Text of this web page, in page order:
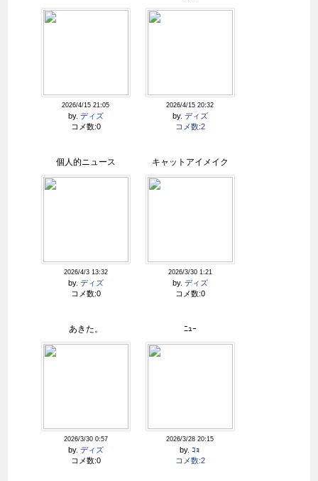
2026/4/15 21:05
by. ディズ
コメ数:0
2026/4/15 20:32
by. ディズ
コメ数:2
個人的ニュース
2026/4/3 13:32
by. ディズ
コメ数:0
キャットアイメイク
2026/3/30 1:21
by. ディズ
コメ数:0
あきた。
2026/3/30 0:57
by. ディズ
コメ数:0
ﾆｭｰ
2026/3/28 20:15
by.ｺｮ
コメ数:2